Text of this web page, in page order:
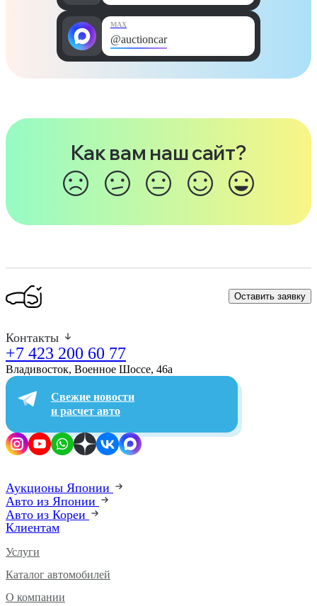
MAX
@auctioncar
Как вам наш сайт?
Оставить заявку
Контакты
+7 423 200 60 77
Владивосток, Военное Шоссе, 46а​
Свежие новости
и расчет авто
Аукционы Японии
Авто из Японии
Авто из Кореи
Клиентам
Услуги
Каталог автомобилей
О компании